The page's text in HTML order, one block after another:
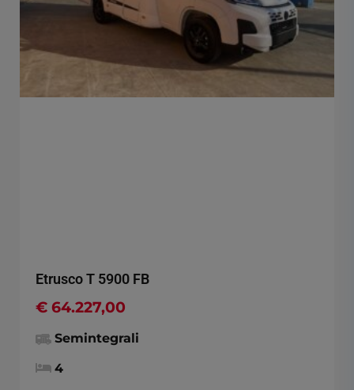
Etrusco T 5900 FB
€ 64.227,00
Semintegrali
4